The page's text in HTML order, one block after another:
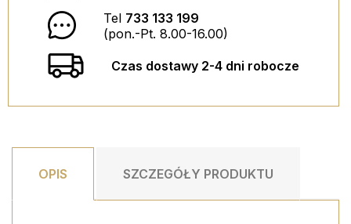
40,00 PLN
ESPECIALLY FOR YOU BOX
29,90 PLN
Tel 733 133 199
(pon.-Pt. 8.00-16.00)
Czas dostawy 2-4 dni robocze
OPIS SZCZEGÓŁY PRODUKTU